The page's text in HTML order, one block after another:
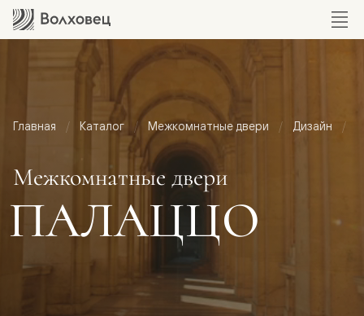
Главная Каталог Межкомнатные двери Дизайн
Межкомнатные двери
ПАЛАЦЦО